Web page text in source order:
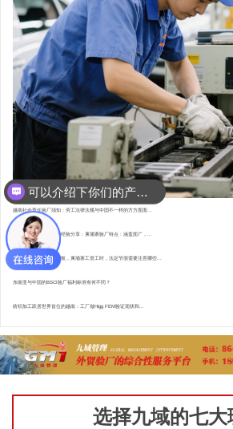
越南社会责任验厂须知：劳工法律法规与中国不一样的方方面面...
东南亚资深验厂顾问的经验分享：柬埔寨验厂特点 : 涵盖面广，...
直赴柬埔寨，为验厂护航，柬埔寨工资工时，法定节假需要注意哪些...
东南亚与中国的BSCI验厂福利标准有何不同？
纺织加工跃居世界首位的越南：工厂做Higg FEM验证现状和...
选择九域的七大